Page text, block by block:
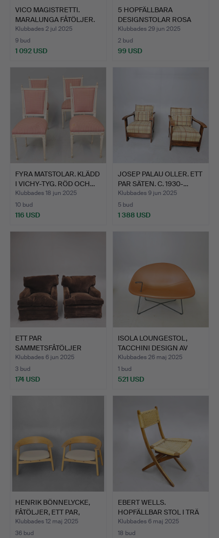
VICO MAGISTRETTI.
MARALUNGA FÅTÖLJER.
C. 1…
Klubbades 2 jul 2025
9 bud
1 092 USD
5 HOPFÄLLBARA
DESIGNSTOLAR ROSA
SAMMET OCH…
Klubbades 29 jun 2025
2 bud
99 USD
FYRA MATSTOLAR. KLÄDD
I VICHY-TYG. RÖD OCH…
Klubbades 18 jun 2025
10 bud
116 USD
JOSEP PALAU OLLER. ETT
PAR SÄTEN. C. 1930-…
Klubbades 9 jun 2025
5 bud
1 388 USD
ETT PAR
SAMMETSFÅTÖLJER
FYLLDA MED GÅSFJÄD…
Klubbades 6 jun 2025
3 bud
174 USD
ISOLA LOUNGESTOL,
TACCHINI DESIGN AV
CLAES…
Klubbades 26 maj 2025
1 bud
521 USD
HENRIK BÖNNELYCKE,
FÅTÖLJER, ETT PAR,
MODE…
Klubbades 12 maj 2025
36 bud
EBERT WELLS.
HOPFÄLLBAR STOL I TRÄ
OCH FLÄ…
Klubbades 6 maj 2025
18 bud